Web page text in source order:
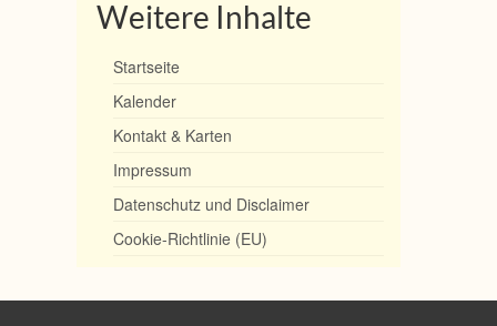
Weitere Inhalte
Startseite
Kalender
Kontakt & Karten
Impressum
Datenschutz und Disclaimer
Cookie-Richtlinie (EU)